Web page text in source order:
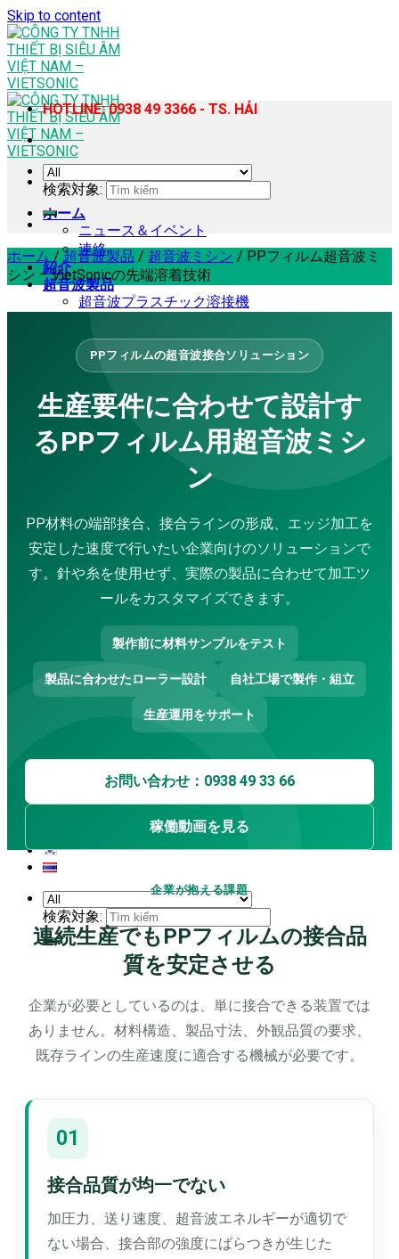
Skip to content
ホーム
ニュース＆イベント
連絡
紹介
超音波製品
超音波プラスチック溶接機
超音波ミシン
超音波ホモジナイザー・抽出機
超音波カッター
超音波スズはんだ付け機
超音波洗浄機
金属用超音波溶接機
バッグ製造ライン
精密機械加工サービス
修理・メンテナンス
防水工事サービス
応用動画
超音波溶着機
超音波カッター
ハンディ型超音波溶着機
超音波はんだ付け機
超音波攪拌・抽出装置
布袋製造機
超音波振動ふるい機
検索対象:
HOTLINE: 0938 49 3366 - TS. HẢI
検索対象:
ホーム / 超音波製品 / 超音波ミシン / PPフィルム超音波ミ
シン – VietSonicの先端溶着技術
PPフィルムの超音波接合ソリューション
生産要件に合わせて設計す
るPPフィルム用超音波ミシ
ン
PP材料の端部接合、接合ラインの形成、エッジ加工を
安定した速度で行いたい企業向けのソリューションで
す。針や糸を使用せず、実際の製品に合わせて加工ツ
ールをカスタマイズできます。
製作前に材料サンプルをテスト
製品に合わせたローラー設計 自社工場で製作・組立
生産運用をサポート
お問い合わせ：0938 49 33 66
稼働動画を見る
企業が抱える課題
連続生産でもPPフィルムの接合品
質を安定させる
企業が必要としているのは、単に接合できる装置では
ありません。材料構造、製品寸法、外観品質の要求、
既存ラインの生産速度に適合する機械が必要です。
01
接合品質が均一でない
加圧力、送り速度、超音波エネルギーが適切で
ない場合、接合部の強度にばらつきが生じた